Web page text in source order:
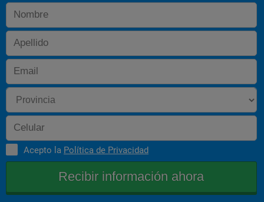
Acepto la Política de Privacidad